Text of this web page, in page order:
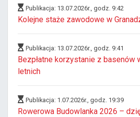
Publikacja: 13.07.2026r., godz. 9:42
Kolejne staże zawodowe w
Publikacja: 13.07.2026r., godz. 9:41
Bezpłatne korzystanie z basenów
letnich
Publikacja: 1.07.2026r., godz. 19:39
Rowerowa Budowlanka 2026 –